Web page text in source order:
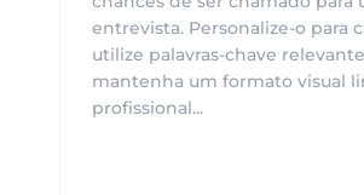
entrevista. Personalize-o para
utilize palavras-chave
mantenha um formato visual
profissional...